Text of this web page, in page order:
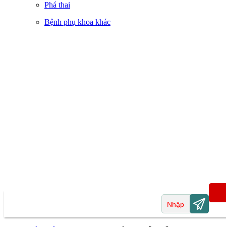
Phá thai
Bệnh phụ khoa khác